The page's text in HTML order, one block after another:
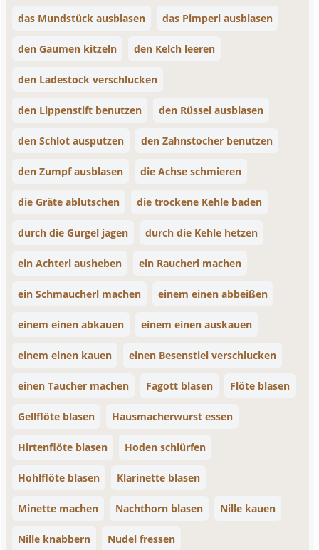
das Mundstück ausblasen das Pimperl ausblasen
den Gaumen kitzeln den Kelch leeren
den Ladestock verschlucken
den Lippenstift benutzen den Rüssel ausblasen
den Schlot ausputzen den Zahnstocher benutzen
den Zumpf ausblasen die Achse schmieren
die Gräte ablutschen die trockene Kehle baden
durch die Gurgel jagen durch die Kehle hetzen
ein Achterl ausheben ein Raucherl machen
ein Schmaucherl machen einem einen abbeißen
einem einen abkauen einem einen auskauen
einem einen kauen einen Besenstiel verschlucken
einen Taucher machen Fagott blasen Flöte blasen
Gellflöte blasen Hausmacherwurst essen
Hirtenflöte blasen Hoden schlürfen
Hohlflöte blasen Klarinette blasen
Minette machen Nachthorn blasen Nille kauen
Nille knabbern Nudel fressen